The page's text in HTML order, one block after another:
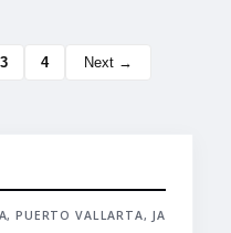
3 4 Next →
PUERTO VALLARTA, JA